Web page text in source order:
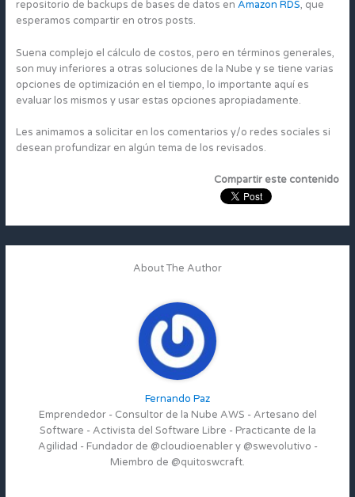
repositorio de backups de bases de datos en Amazon RDS, que
esperamos compartir en otros posts.
Suena complejo el cálculo de costos, pero en términos generales,
son muy inferiores a otras soluciones de la Nube y se tiene varias
opciones de optimización en el tiempo, lo importante aquí es
evaluar los mismos y usar estas opciones apropiadamente.
Les animamos a solicitar en los comentarios y/o redes sociales si
desean profundizar en algún tema de los revisados.
Compartir este contenido
About The Author
Fernando Paz
Emprendedor - Consultor de la Nube AWS - Artesano del
Software - Activista del Software Libre - Practicante de la
Agilidad - Fundador de @cloudioenabler y @swevolutivo -
Miembro de @quitoswcraft.